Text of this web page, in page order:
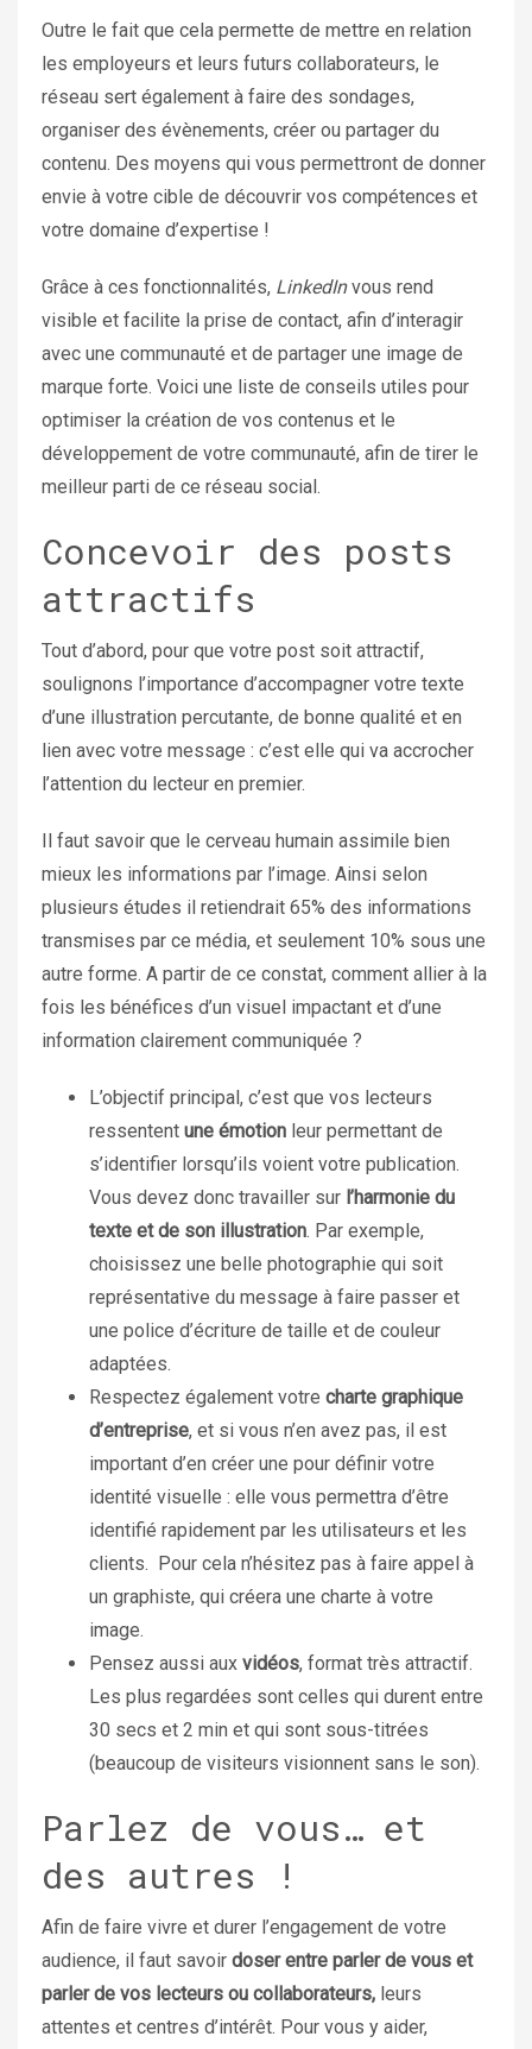
Outre le fait que cela permette de mettre en relation
les employeurs et leurs futurs collaborateurs, le
réseau sert également à faire des sondages,
organiser des évènements, créer ou partager du
contenu. Des moyens qui vous permettront de donner
envie à votre cible de découvrir vos compétences et
votre domaine d’expertise !
Grâce à ces fonctionnalités, LinkedInvous rend
visible et facilite la prise de contact, afin d’interagir
avec une communauté et de partager une image de
marque forte. Voici une liste de conseils utiles pour
optimiser la création de vos contenus et le
développement de votre communauté, afin de tirer le
meilleur parti de ce réseau social.
Concevoir des posts
attractifs
Tout d’abord, pour que votre post soit attractif,
soulignons l’importance d’accompagner votre texte
d’une illustration percutante, de bonne qualité et en
lien avec votre message : c’est elle qui va accrocher
l’attention du lecteur en premier.
Il faut savoir que le cerveau humain assimile bien
mieux les informations par l’image. Ainsi selon
plusieurs études il retiendrait 65% des informations
transmises par ce média, et seulement 10% sous une
autre forme. A partir de ce constat, comment allier à la
fois les bénéfices d’un visuel impactant et d’une
information clairement communiquée ?
L’objectif principal, c’est que vos lecteurs
ressentent une émotion leur permettant de
s’identifier lorsqu’ils voient votre publication.
Vous devez donc travailler sur l’harmonie du
texte et de son illustration. Par exemple,
choisissez une belle photographie qui soit
représentative du message à faire passer et
une police d’écriture de taille et de couleur
adaptées.
Respectez également votre charte graphique
d’entreprise, et si vous n’en avez pas, il est
important d’en créer une pour définir votre
identité visuelle : elle vous permettra d’être
identifié rapidement par les utilisateurs et les
clients. Pour cela n’hésitez pas à faire appel à
un graphiste, qui créera une charte à votre
image.
Pensez aussi aux vidéos, format très attractif.
Les plus regardées sont celles qui durent entre
30 secs et 2 min et qui sont sous-titrées
(beaucoup de visiteurs visionnent sans le son).
Parlez de vous… et
des autres !
Afin de faire vivre et durer l’engagement de votre
audience, il faut savoir doser entre parler de vous et
parler de vos lecteurs ou collaborateurs, leurs
attentes et centres d’intérêt. Pour vous y aider,